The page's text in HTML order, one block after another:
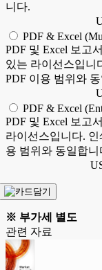
니다.
PDF & Excel
PDF 및 Excel 보고
있는 라이선스입니
PDF 이용 범위와
PDF & Excel
PDF 및 Excel 보고
라이선스입니다. 인
용 범위와 동일합니
※ 부가세 별도
관련 자료